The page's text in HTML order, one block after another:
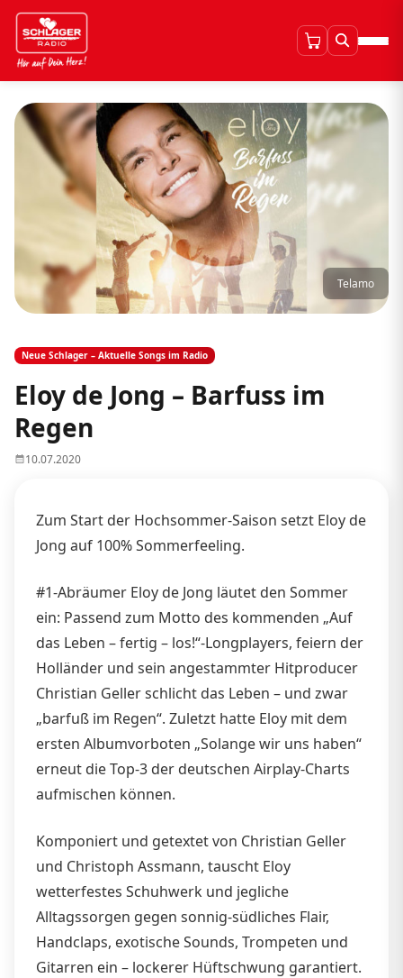
Telamo
Neue Schlager – Aktuelle Songs im Radio
Eloy de Jong – Barfuss im
Regen
10.07.2020
Zum Start der Hochsommer-Saison setzt Eloy de
Jong auf 100% Sommerfeeling.
#1-Abräumer Eloy de Jong läutet den Sommer
ein: Passend zum Motto des kommenden „Auf
das Leben – fertig – los!“-Longplayers, feiern der
Holländer und sein angestammter Hitproducer
Christian Geller schlicht das Leben – und zwar
„barfuß im Regen“. Zuletzt hatte Eloy mit dem
ersten Albumvorboten „Solange wir uns haben“
erneut die Top-3 der deutschen Airplay-Charts
aufmischen können.
Komponiert und getextet von Christian Geller
und Christoph Assmann, tauscht Eloy
wetterfestes Schuhwerk und jegliche
Alltagssorgen gegen sonnig-südliches Flair,
Handclaps, exotische Sounds, Trompeten und
Gitarren ein – lockerer Hüftschwung garantiert.